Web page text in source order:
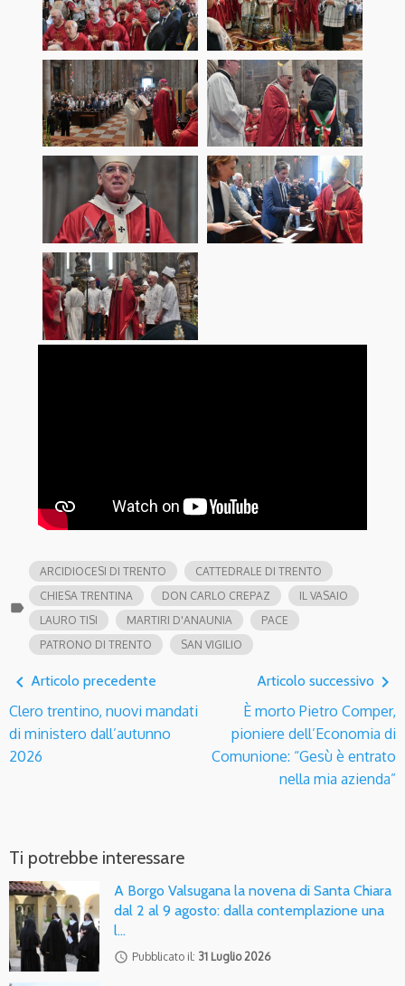
label
ARCIDIOCESI DI TRENTO
CATTEDRALE DI TRENTO
CHIESA TRENTINA
DON CARLO CREPAZ
IL VASAIO
LAURO TISI
MARTIRI D'ANAUNIA
PACE
PATRONO DI TRENTO
SAN VIGILIO
navigate_before Articolo precedente
Clero trentino, nuovi mandati
di ministero dall’autunno
2026
Articolo successivo navigate_next
È morto Pietro Comper,
pioniere dell’Economia di
Comunione: “Gesù è entrato
nella mia azienda”
Ti potrebbe interessare
A Borgo Valsugana la novena di Santa Chiara
dal 2 al 9 agosto: dalla contemplazione una
l…
access_time Pubblicato il: 31 Luglio 2026